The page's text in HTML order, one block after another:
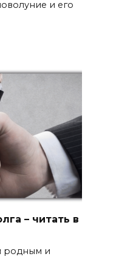
и его
– читать в
родным и